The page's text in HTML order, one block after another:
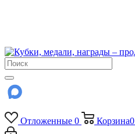
Отложенные 0 Корзина0